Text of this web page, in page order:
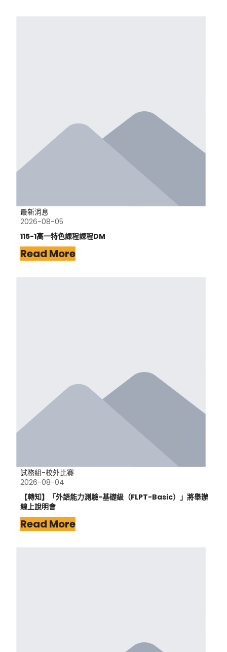
最新消息
2026-08-05
115-1高一特色課程課程DM
Read More
試務組-校外比賽
2026-08-04
【轉知】「外語能力測驗-基礎級（FLPT-Basic）」將舉辦
線上說明會
Read More